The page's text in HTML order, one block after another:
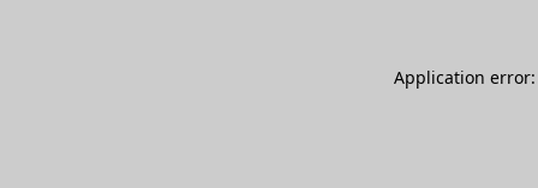
Application